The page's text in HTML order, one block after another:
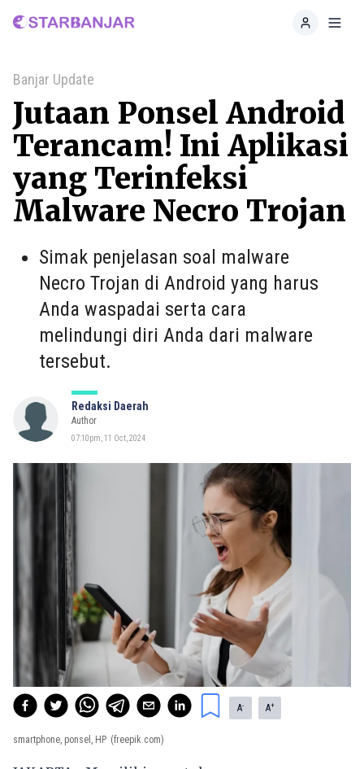
Home
Banjar Update
Jutaan Ponsel Android
Terancam! Ini Aplikasi
yang Terinfeksi
Malware Necro Trojan
Simak penjelasan soal malware
Necro Trojan di Android yang harus
Anda waspadai serta cara
melindungi diri Anda dari malware
tersebut.
Redaksi Daerah
Author
07:10pm, 11 Oct, 2024
A- A+
smartphone, ponsel, HP (freepik.com)